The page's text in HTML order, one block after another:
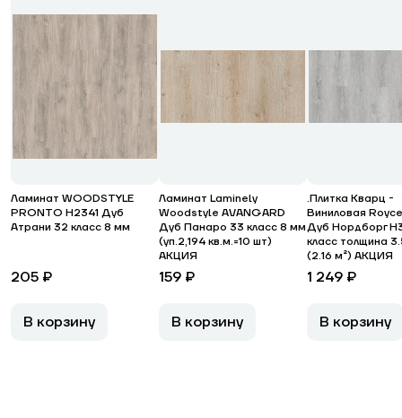
Ламинат WOODSTYLE
PRONTO H2341 Дуб
Атрани 32 класс 8 мм
205 ₽
В корзину
Ламинат Laminely
Woodstyle AVANGARD
Дуб Панаро 33 класс 8 мм
(уп.2,194 кв.м.=10 шт)
АКЦИЯ
159 ₽
В корзину
.Плитка Кварц -
Виниловая
Дуб Нордборг
класс толщина
(2.16 м²) АКЦИЯ
1 249 ₽
В корзину